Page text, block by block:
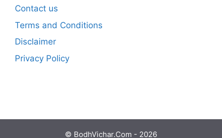
Contact us
Terms and Conditions
Disclaimer
Privacy Policy
© BodhVichar.Com - 2026